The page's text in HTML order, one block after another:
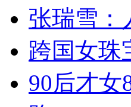
张瑞雪：
跨国女珠
90后才